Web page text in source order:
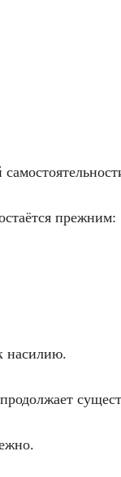
прежним:
насилию.